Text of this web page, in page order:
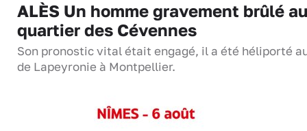
ALÈS Un homme gravement brûlé au
quartier des Cévennes
Son pronostic vital était engagé, il a été héliporté
de Lapeyronie à Montpellier.